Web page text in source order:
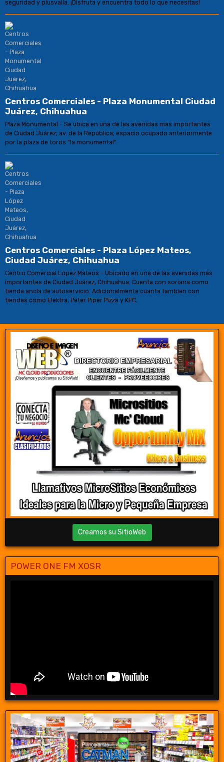
seguridad y plusvalía. ¡Disfruta y encuentra todo lo que necesitas!
Centros Comerciales - Plaza Monumental Ciudad
Juárez, Chihuahua
Plaza Monumental - Se ubica en una de las avenidas más importantes
de Ciudad Juárez; av. de la República; espacio ocupado anteriormente
por la plaza de toros “la monumental“.
Centros Comerciales - Plaza López Mateos,
Ciudad Juárez, Chihuahua
Centro Comercial López Mateos - Ubicado en una de las avenidas más
importantes de Ciudad Juárez, Chihuahua. Cuenta con soriana como
tienda ancla de autoservicio. Adicionalmente cuanta también con
tiendas como Elektra, Peter Piper Pizza y KFC.
Creamos su SitioWeb
POWER ONE FM XOSR